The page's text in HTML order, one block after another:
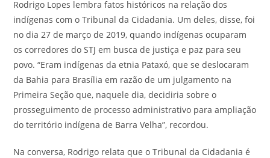
Rodrigo Lopes lembra fatos históricos na relação dos
indígenas com o Tribunal da Cidadania. Um deles, disse, foi
no dia 27 de março de 2019, quando indígenas ocuparam
os corredores do STJ em busca de justiça e paz para seu
povo. “Eram indígenas da etnia Pataxó, que se deslocaram
da Bahia para Brasília em razão de um julgamento na
Primeira Seção que, naquele dia, decidiria sobre o
prosseguimento de processo administrativo para ampliação
do território indígena de Barra Velha”, recordou.
Na conversa, Rodrigo relata que o Tribunal da Cidadania é